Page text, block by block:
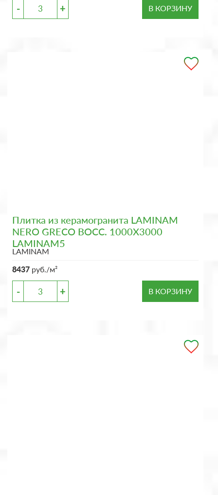
- + В КОРЗИНУ
Плитка из керамогранита LAMINAM
NERO GRECO BOCC. 1000X3000
LAMINAM5
LAMINAM
8437 руб./м²
- + В КОРЗИНУ